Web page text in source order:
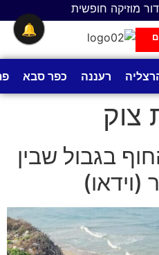
מוזיקה חופשית
רעננה כפר סבא
צוק
בגבול שבין
🔔